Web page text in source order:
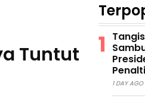
Tuntut
1 DAY AGO